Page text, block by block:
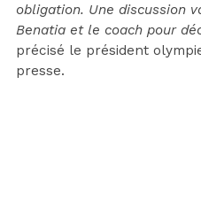
obligation. Une discussion
Benatia et le coach pour
précisé le président
presse.